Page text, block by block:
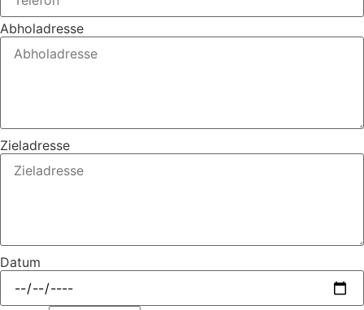
Abholadresse
Zieladresse
Datum